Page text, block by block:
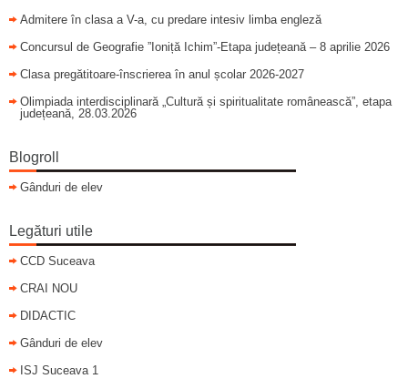
Admitere în clasa a V-a, cu predare intesiv limba engleză
Concursul de Geografie ”Ioniță Ichim”-Etapa județeană – 8 aprilie 2026
Clasa pregătitoare-înscrierea în anul școlar 2026-2027
Olimpiada interdisciplinară „Cultură și spiritualitate românească”, etapa
județeană, 28.03.2026
Blogroll
Gânduri de elev
Legături utile
CCD Suceava
CRAI NOU
DIDACTIC
Gânduri de elev
ISJ Suceava 1